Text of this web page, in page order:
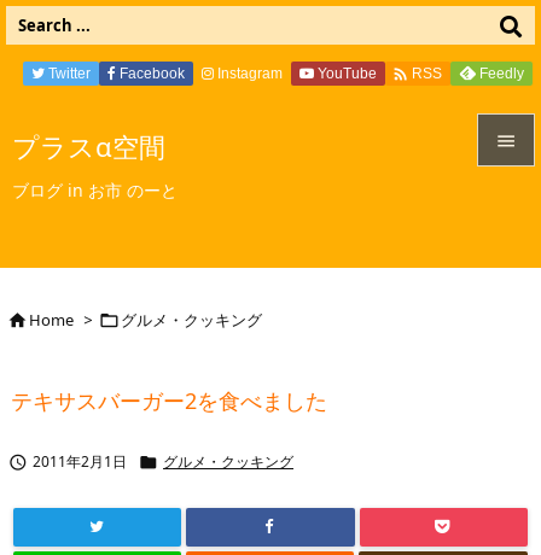
プラスα空間
ブログ in お市 のーと

Twitter Facebook Instagram YouTube  RSS Feedly
Home > グルメ・クッキング
テキサスバーガー2を食べました
 2011年2月1日  グルメ・クッキング